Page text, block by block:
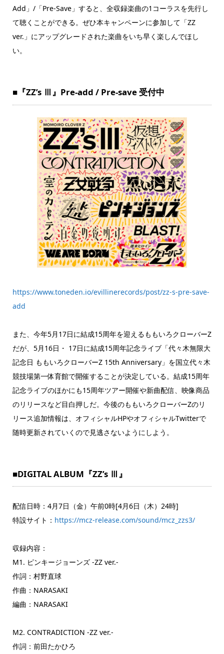
Add」/「Pre-Save」すると、全収録楽曲の1コーラスを先行し
て聴くことができる。ぜひ本キャンペーンに参加して「ZZ
ver.」にアップグレードされた楽曲をいち早く楽しんでほし
い。
■『ZZ’s Ⅲ』Pre-add / Pre-save 受付中
https://www.toneden.io/evillinerecords/post/zz-s-pre-save-
add
また、今年5月17日に結成15周年を迎えるももいろクローバーZ
だが、5月16日・ 17日に結成15周年記念ライブ「代々木無限大
記念日 ももいろクローバーZ 15th Anniversary」を国立代々木
競技場第一体育館で開催することが決定している。結成15周年
記念ライブのほかにも15周年ツアー開催や新曲配信、映像商品
のリリースなど目白押しだ。今後のももいろクローバーZのリ
リース追加情報は、オフィシャルHPやオフィシャルTwitterで
随時更新されていくので見逃さないようにしよう。
■DIGITAL ALBUM『ZZ’s Ⅲ』
配信日時：4月7日（金）午前0時[4月6日（木）24時]
特設サイト： https://mcz-release.com/sound/mcz_zzs3/
収録内容：
M1. ピンキージョーンズ -ZZ ver.-
作詞：村野直球
作曲：NARASAKI
編曲：NARASAKI
M2. CONTRADICTION -ZZ ver.-
作詞：前田たかひろ